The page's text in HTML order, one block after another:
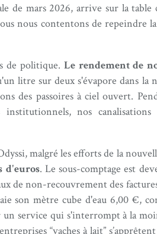
de mars 2026, arrive sur la table
nous contentons de repeindre la
de politique. Le rendement de
litre sur deux s'évapore dans la
des passoires à ciel ouvert.
nos canalisations
malgré les efforts de la
d'euros. Le sous-comptage est
de non-recouvrement des
son mètre cube d'eau 6,00 €,
un service qui s'interrompt à la
“vaches à lait”